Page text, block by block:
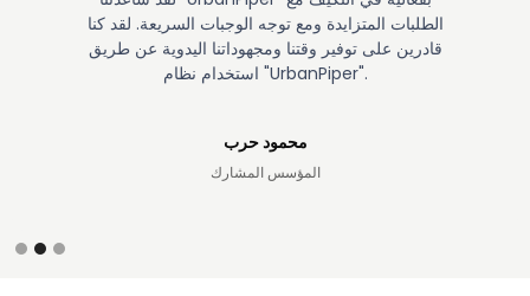
الطلبات المتزايدة ومع توجه الوجبات السريعة. لقد كنا
قادرين على توفير وقتنا ومجهوداتنا اليدوية عن طريق
استخدام نظام "UrbanPiper".
محمود حرب
المؤسس المشارك